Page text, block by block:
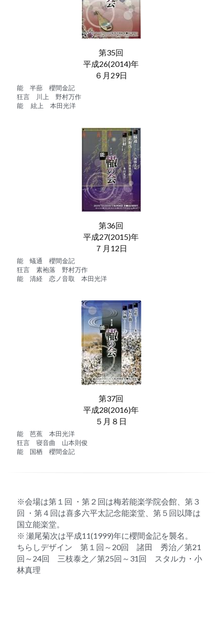
第35回
平成26(2014)年
６月29日
能　半蔀　櫻間金記
狂言　川上　野村万作
能 　絃上　本田光洋
第36回
平成27(2015)年
７月12日
能　蟻通　櫻間金記
狂言　素袍落　野村万作
能　清経　恋ノ音取　本田光洋
第37回
平成28(2016)年
５月８日
能　芭蕉　本田光洋
狂言　寝音曲　山本則俊
能　国栖　櫻間金記
※会場は第１回 ・第２回は梅若能楽学院会館、第３
回 ・第４回は喜多六平太記念能楽堂、第５回以降は
国立能楽堂。
※ 瀬尾菊次は平成11(1999)年に櫻間金記を襲名。
ちらしデザイン　第１回～20回　諸田　秀治／第21
回～24回　三枝泰之／第25回～31回　スタルカ・小
林真理